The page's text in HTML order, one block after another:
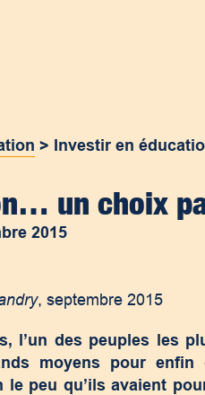
> Investir en
un choix
2015
, septembre 2015
l’un des peuples les
moyens pour
le peu qu’ils avaient